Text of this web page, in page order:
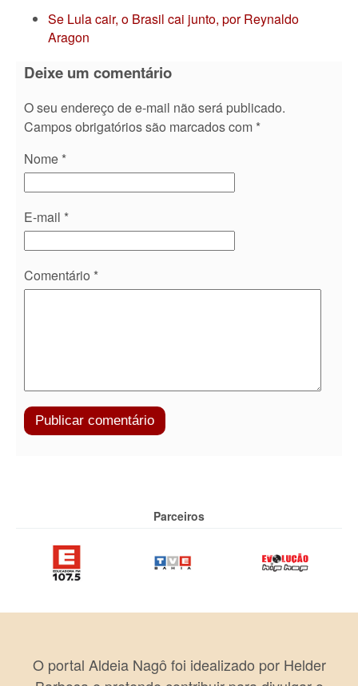
Se Lula cair, o Brasil cai junto, por Reynaldo
Aragon
Deixe um comentário
O seu endereço de e-mail não será publicado.
Campos obrigatórios são marcados com *
Nome *
E-mail *
Comentário *
Parceiros
O portal Aldeia Nagô foi idealizado por Helder